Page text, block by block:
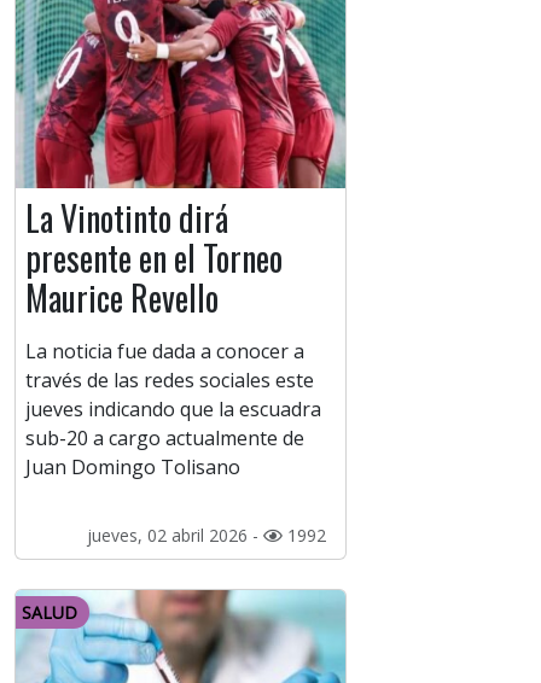
La Vinotinto dirá
presente en el Torneo
Maurice Revello
La noticia fue dada a conocer a
través de las redes sociales este
jueves indicando que la escuadra
sub-20 a cargo actualmente de
Juan Domingo Tolisano
jueves, 02 abril 2026 - 1992
SALUD